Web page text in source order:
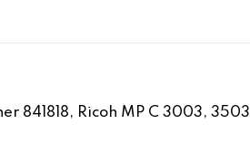
841818, Ricoh MP C 3003, 3503